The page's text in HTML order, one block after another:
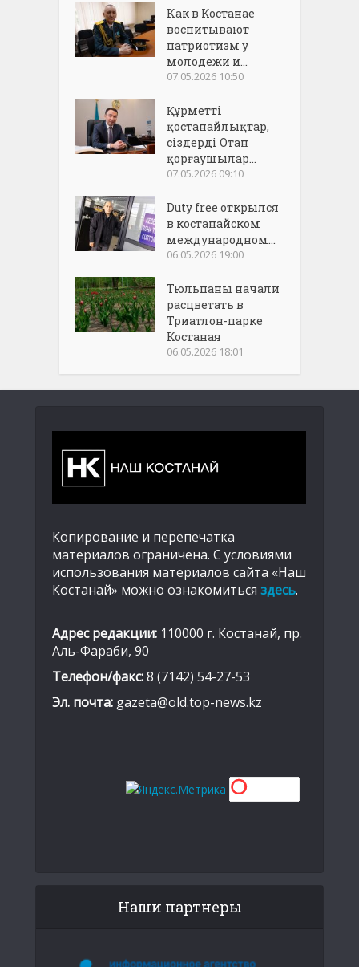
Как в Костанае
воспитывают
патриотизм у
молодежи и...
07.05.2026 10:50
Құрметті
қостанайлықтар,
сіздерді Отан
қорғаушылар...
07.05.2026 09:10
Duty free открылся
в костанайском
международном...
06.05.2026 19:00
Тюльпаны начали
расцветать в
Триатлон-парке
Костаная
06.05.2026 18:01
Копирование и перепечатка
материалов ограничена. С условиями
использования материалов сайта «Наш
Костанай» можно ознакомиться здесь.
Адрес редакции: 110000 г. Костанай, пр.
Аль-Фараби, 90
Телефон/факс:8 (7142) 54-27-53
Эл. почта: gazeta@old.top-news.kz
Наши партнеры